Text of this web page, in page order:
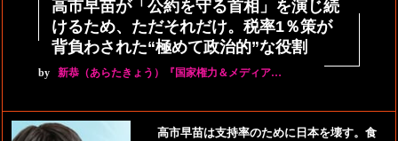
高市早苗が「公約を守る首相」を演じ続
けるため、ただそれだけ。税率1％策が
背負わされた“極めて政治的”な役割
by 新恭（あらたきょう）『国家権力＆メディア…
高市早苗は支持率のために日本を壊す。食